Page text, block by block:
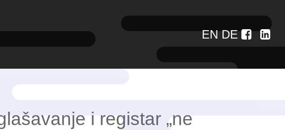
EN DE
i registar „ne